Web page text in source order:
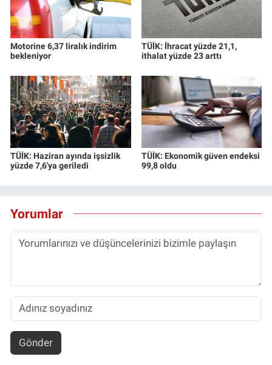
Motorine 6,37 liralık indirim
bekleniyor
TÜİK: İhracat yüzde 21,1,
ithalat yüzde 23 arttı
TÜİK: Haziran ayında işsizlik
yüzde 7,6'ya geriledi
TÜİK: Ekonomik güven endeksi
99,8 oldu
Yorumlar
Gönder